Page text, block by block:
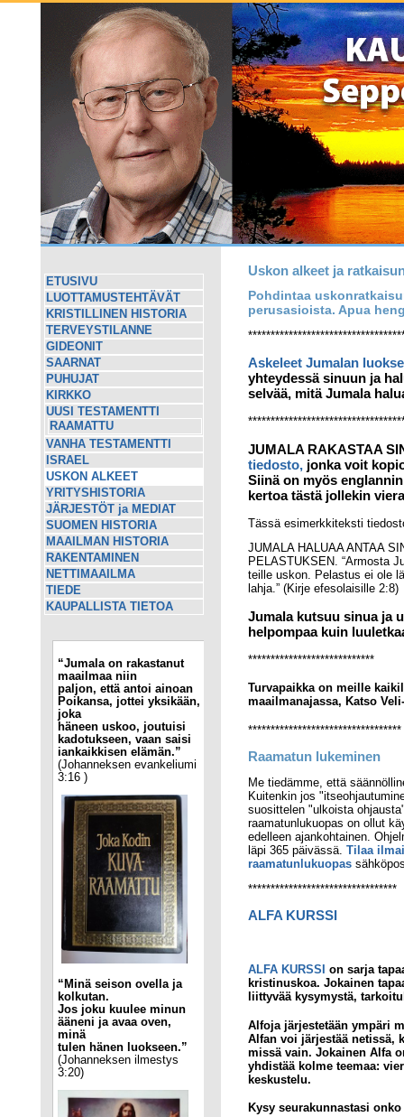
ETUSIVU
LUOTTAMUSTEHTÄVÄT
KRISTILLINEN HISTORIA
TERVEYSTILANNE
GIDEONIT
SAARNAT
PUHUJAT
KIRKKO
UUSI TESTAMENTTI
RAAMATTU
VANHA TESTAMENTTI
ISRAEL
USKON ALKEET
YRITYSHISTORIA
JÄRJESTÖT ja MEDIAT
SUOMEN HISTORIA
MAAILMAN HISTORIA
RAKENTAMINEN
NETTIMAAILMA
TIEDE
KAUPALLISTA TIETOA
“Jumala on rakastanut
maailmaa niin
paljon, että antoi ainoan
Poikansa, jottei yksikään,
joka
häneen uskoo, joutuisi
kadotukseen, vaan saisi
iankaikkisen elämän.”
(Johanneksen evankeliumi
3:16 )
“Minä seison ovella ja
kolkutan.
Jos joku kuulee minun
ääneni ja avaa oven,
minä
tulen hänen luokseen.”
(Johanneksen ilmestys
3:20)
Uskon alkeet ja
Pohdintaa
perusasioista. Apua
Askeleet Jumalan luokse
yhteydessä sinuun ja
selvää, mitä Jumala
JUMALA RAKASTAA
tiedosto, jonka voit
Siinä on myös
kertoa tästä jollekin
Tässä esimerkkiteksti
JUMALA HALUAA ANTAA
PELASTUKSEN. “Armosta
teille uskon. Pelastus ei ole
lahja.” (Kirje efesolaisille 2:8)
Jumala kutsuu sinua ja
helpompaa kuin
****************************
Turvapaikka on meille
maailmanajassa, Katso
**********************************
Raamatun lukeminen
Me tiedämme, että
Kuitenkin jos
suosittelen "ulkoista
raamatunlukuopas on ollut
edelleen ajankohtainen.
läpi 365 päivässä. Tilaa
raamatunlukuopas
*********************************
ALFA KURSSI
ALFA KURSSI on sarja
kristinuskoa. Jokainen
liittyvää kysymystä,
Alfoja järjestetään ympäri
Alfan voi järjestää netissä,
missä vain. Jokainen Alfa
yhdistää kolme teemaa:
keskustelu.
Kysy seurakunnastasi